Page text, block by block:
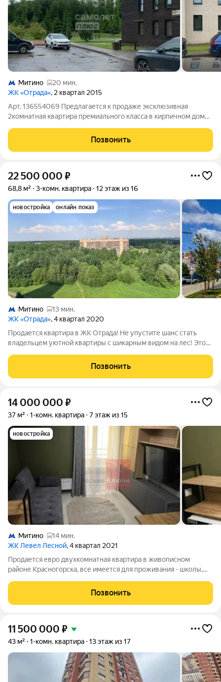
Митино
20 мин.
ЖК «Отрада», 2 квартал 2015
Арт. 136554069 Предлагается к продаже эксклюзивная
2комнатная квартира премиального класса в кирпичном доме
практичная инвестиция: дизайнерский ремонт, высокие
потолки 3 м, продуманная
Позвонить
22 500 000 ₽
68,8 м² 3-комн. квартира 12 этаж из 16
новостройка онлайн показ
Митино
13 мин.
ЖК «Отрада», 4 квартал 2020
Продается квартира в ЖК Отрада! Не упустите шанс стать
владельцем уютной квартиры с шикарным видом на лес! Это
- Этаж:12 - Год постройки: 2021 - Тип дома:монолитно-
кирпичный - Ремонт:выполнен
Позвонить
14 000 000 ₽
37 м² 1-комн. квартира 7 этаж из 15
новостройка
Митино
14 мин.
ЖК Левел Лесной, 4 квартал 2021
Продается евро двухкомнатная квартира в живописном
районе Красногорска, все имеется для проживания - школы,
транспортом. В квартире сделан дизайнерский ремонт. Один
собственник без обременения,
Позвонить
11 500 000 ₽
43 м² 1-комн. квартира 13 этаж из 17